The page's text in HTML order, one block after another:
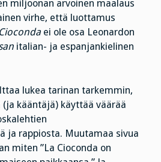
miljoonan arvoinen maalaus
virhe, että luottamus
Cioconda ei ole osa Leonardon
italian- ja espanjankielinen
lukea tarinan tarkemmin,
kääntäjä) käyttää väärää
ja rappiosta. Muutamaa sivua
miten ”La Cioconda on